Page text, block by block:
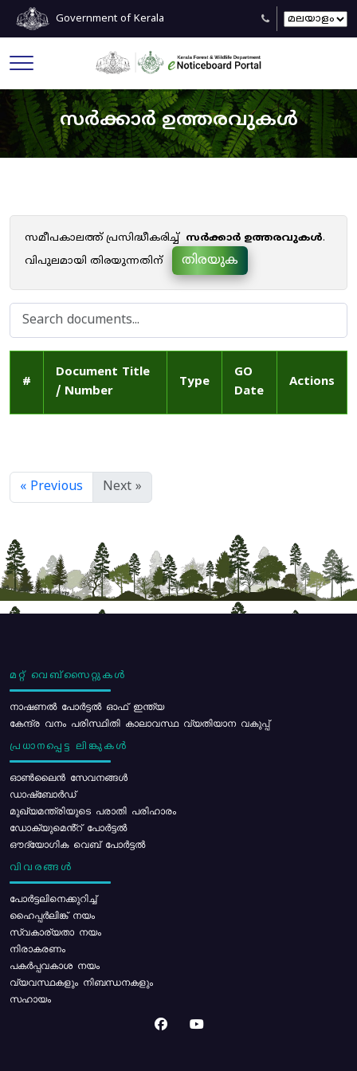
Government of Kerala
സർക്കാർ ഉത്തരവുകൾ
സമീപകാലത്ത് പ്രസിദ്ധീകരിച്ച് സർക്കാർ ഉത്തരവുകൾ.
വിപുലമായി തിരയുന്നതിന്
തിരയുക
#
Document Title
/ Number
Type
GO
Date
Actions
« Previous Next »
മറ്റ് വെബ്സൈറ്റുകൾ
നാഷണൽ പോർട്ടൽ ഓഫ് ഇന്ത്യ
കേന്ദ്ര വനം പരിസ്ഥിതി കാലാവസ്ഥ വ്യതിയാന വകുപ്പ്
പ്രധാനപ്പെട്ട ലിങ്കുകൾ
ഓൺലൈൻ സേവനങ്ങൾ
ഡാഷ്ബോർഡ്
മുഖ്യമന്ത്രിയുടെ പരാതി പരിഹാരം
ഡോക്യുമെൻ്റ് പോർട്ടൽ
ഔദ്യോഗിക വെബ് പോർട്ടൽ
വിവരങ്ങൾ
പോര്‍ട്ടലിനെക്കുറിച്ച്
ഹൈപ്പർലിങ്ക് നയം
സ്വകാര്യതാ നയം
നിരാകരണം
പകർപ്പവകാശ നയം
വ്യവസ്ഥകളും നിബന്ധനകളും
സഹായം